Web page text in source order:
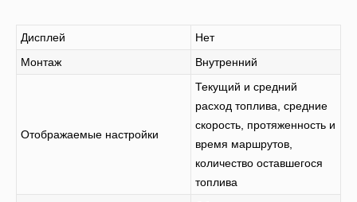
Дисплей
Нет
Монтаж
Внутренний
Отображаемые настройки
Текущий и средний
расход топлива, средние
скорость, протяженность и
время маршрутов,
количество оставшегося
топлива